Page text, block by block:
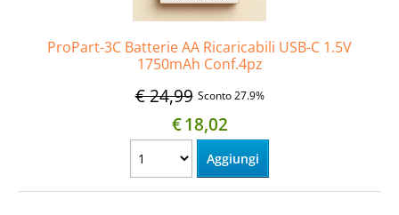
ProPart-3C Batterie AA Ricaricabili USB-C 1.5V
1750mAh Conf.4pz
€ 24,99 Sconto 27.9%
€18,02